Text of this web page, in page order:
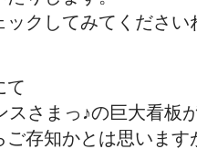
ックしてみてください
て
さまっ♪の巨大看板
存知かとは思います